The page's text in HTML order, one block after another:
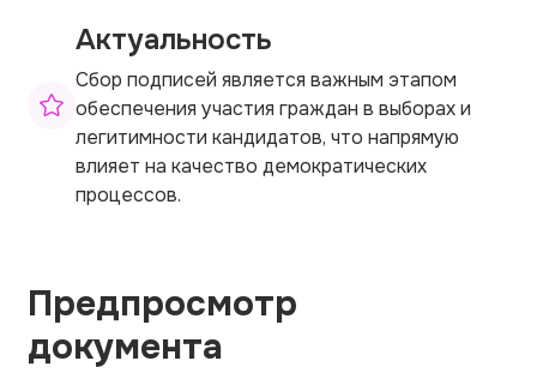
Актуальность
Сбор подписей является важным этапом
обеспечения участия граждан в выборах и
легитимности кандидатов, что напрямую
влияет на качество демократических
процессов.
Предпросмотр
документа